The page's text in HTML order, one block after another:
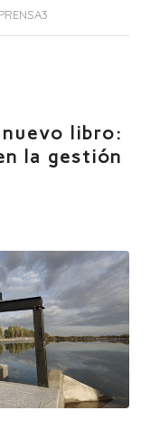
PRENSA3
libro:
la gestión